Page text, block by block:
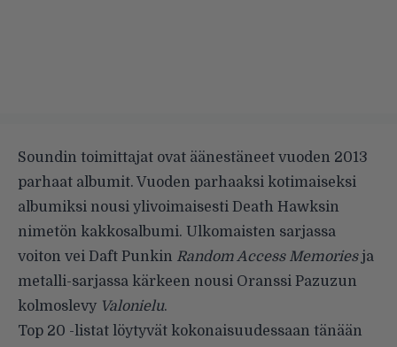
Soundin toimittajat ovat äänestäneet vuoden 2013
parhaat albumit. Vuoden parhaaksi kotimaiseksi
albumiksi nousi ylivoimaisesti Death Hawksin
nimetön kakkosalbumi. Ulkomaisten sarjassa
voiton vei Daft Punkin Random Access Memoriesja
metalli-sarjassa kärkeen nousi Oranssi Pazuzun
kolmoslevy Valonielu.
Top 20 -listat löytyvät kokonaisuudessaan tänään